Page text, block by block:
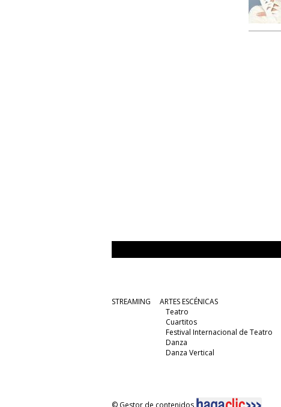
STREAMING
ARTES ESCÉNICAS
Teatro
Cuartitos
Festival Internacional de Teatro
Danza
Danza Vertical